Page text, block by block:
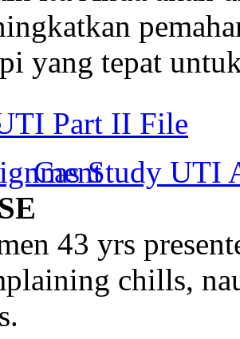
yang tepat
Part II File
Cas Study UTI
43 yrs
chills,